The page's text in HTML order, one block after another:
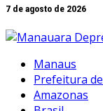
7 de agosto de 2026
Manaus
Prefeitura
Amazonas